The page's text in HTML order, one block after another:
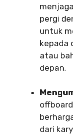
pergi
untuk
kepada
atau
depan.
dari